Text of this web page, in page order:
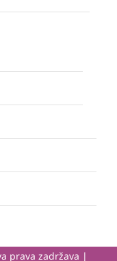
prava zadržava |